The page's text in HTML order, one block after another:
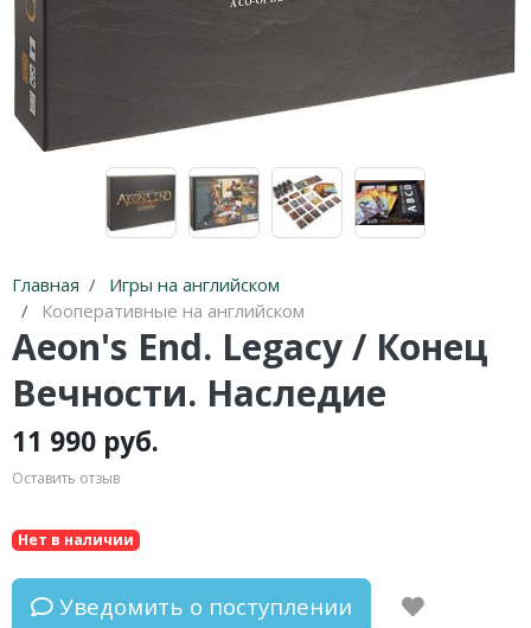
Главная
Игры на английском
Кооперативные на английском
Aeon's End. Legacy / Конец
Вечности. Наследие
11 990 руб.
Оставить отзыв
Нет в наличии
Уведомить о поступлении
Логические
Кооперативные
Стратегические
Приключения
Тактические
Детективные
Игры-квесты
Викторины
О мышах и тайнах
Эволюция
Зельеварение
Стиль Жизни
Lavka Games
GaGa Games
Эврикус
Банда умников
Пиксель Тактикс
Саграда